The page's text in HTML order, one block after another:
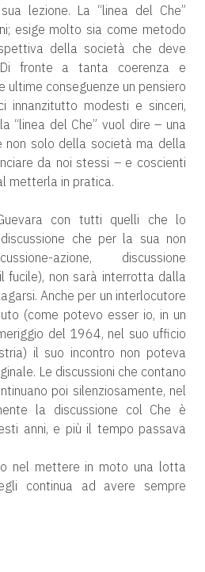
lezione. La “linea del Che”
esige molto sia come metodo
della società che deve
fronte a tanta coerenza e
ultime conseguenze un pensiero
innanzitutto modesti e sinceri,
“linea del Che” vuol dire – una
non solo della società ma della
da noi stessi – e coscienti
metterla in pratica.
con tutti quelli che lo
che per la sua non
azione, discussione
fucile), non sarà interrotta dalla
Anche per un interlocutore
(come potevo esser io, in un
del 1964, nel suo ufficio
il suo incontro non poteva
Le discussioni che contano
poi silenziosamente, nel
la discussione col Che è
anni, e più il tempo passava
nel mettere in moto una lotta
continua ad avere sempre